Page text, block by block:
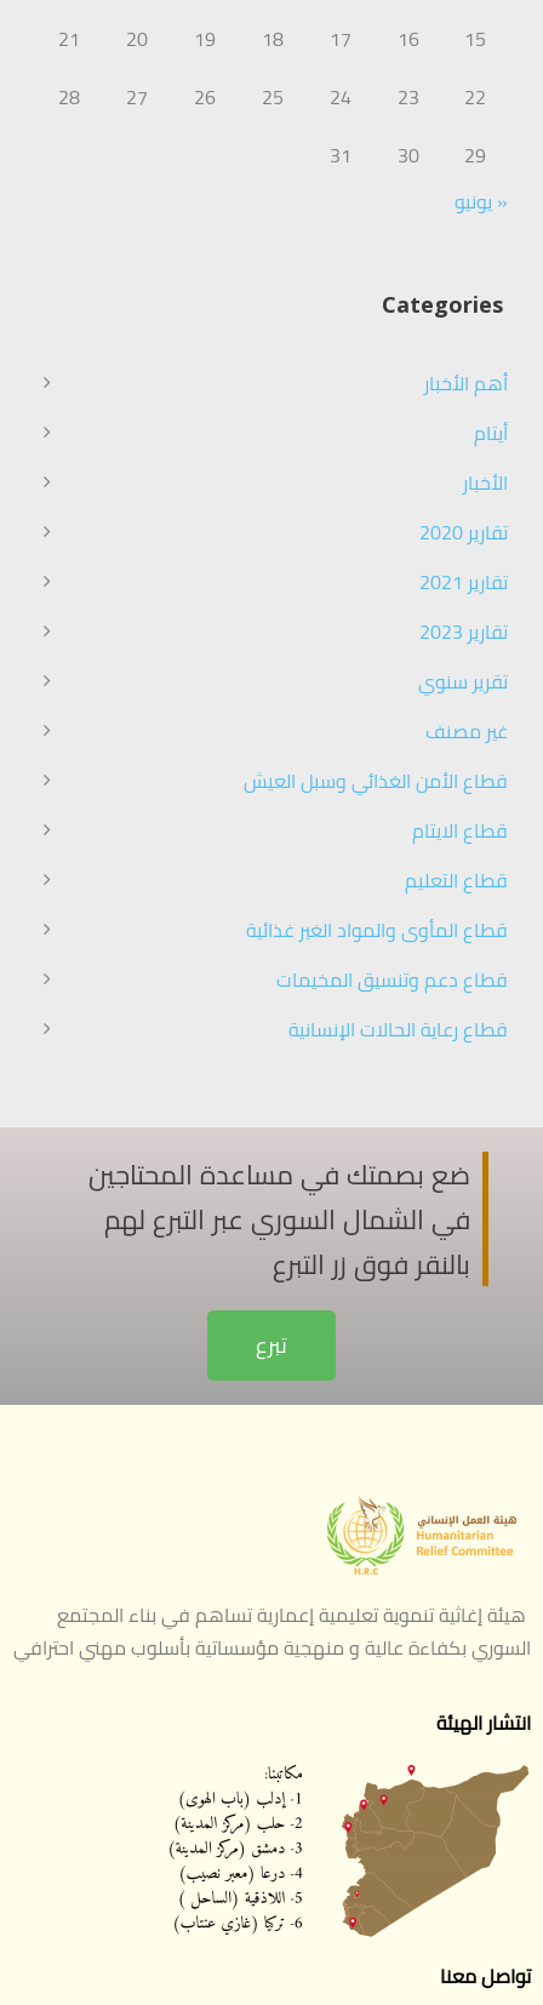
15
16
17
18
19
20
21
22
23
24
25
26
27
28
29
30
31
« يونيو
Categories
أهم الأخبار
أيتام
الأخبار
تقارير 2020
تقارير 2021
تقارير 2023
تقرير سنوي
غير مصنف
قطاع الأمن الغذائي وسبل العيش
قطاع الايتام
قطاع التعليم
قطاع المأوى والمواد الغير غذائية
قطاع دعم وتنسيق المخيمات
قطاع رعاية الحالات الإنسانية
ضع بصمتك في مساعدة المحتاجين
في الشمال السوري عبر التبرع لهم
بالنقر فوق زر التبرع
تبرع
هيئة إغاثية تنموية تعليمية إعمارية تساهم في بناء المجتمع
السوري بكفاءة عالية و منهجية مؤسساتية بأسلوب مهني احترافي
انتشار الهيئة
تواصل معنا